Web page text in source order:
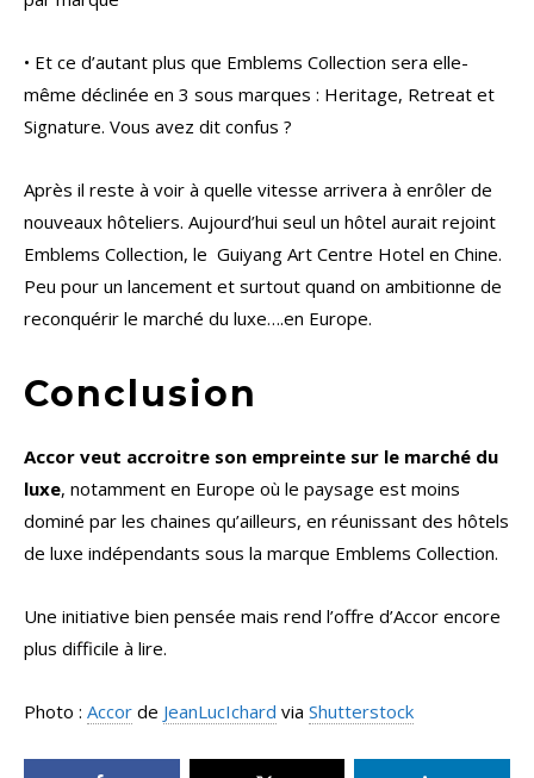
• Et ce d’autant plus que Emblems Collection sera elle-
même déclinée en 3 sous marques : Heritage, Retreat et
Signature. Vous avez dit confus ?
Après il reste à voir à quelle vitesse arrivera à enrôler de
nouveaux hôteliers. Aujourd’hui seul un hôtel aurait rejoint
Emblems Collection, le Guiyang Art Centre Hotel en Chine.
Peu pour un lancement et surtout quand on ambitionne de
reconquérir le marché du luxe….en Europe.
Conclusion
Accor veut accroitre son empreinte sur le marché du
luxe, notamment en Europe où le paysage est moins
dominé par les chaines qu’ailleurs, en réunissant des hôtels
de luxe indépendants sous la marque Emblems Collection.
Une initiative bien pensée mais rend l’offre d’Accor encore
plus difficile à lire.
Photo : Accor de JeanLucIchard via Shutterstock